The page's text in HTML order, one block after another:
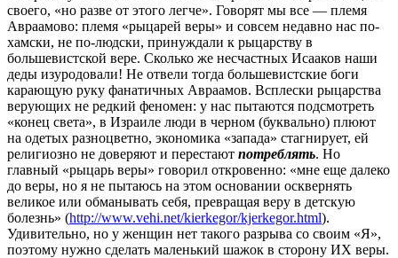
своего, «но разве от этого легче». Говорят мы все — племя
Авраамово: племя «рыцарей веры» и совсем недавно нас по-
хамски, не по-людски, принуждали к рыцарству в
большевистской вере. Сколько же несчастных Исааков наши
деды изуродовали! Не отвели тогда большевистские боги
карающую руку фанатичных Авраамов. Всплески рыцарства
верующих не редкий феномен: у нас пытаются подсмотреть
«конец света», в Израиле люди в черном (буквально) плюют
на одетых разноцветно, экономика «запада» стагнирует, ей
религиозно не доверяют и перестают потреблять. Но
главный «рыцарь веры» говорил откровенно: «мне еще далеко
до веры, но я не пытаюсь на этом основании осквернять
великое или обманывать себя, превращая веру в детскую
болезнь» (http://www.vehi.net/kierkegor/kjerkegor.html).
Удивительно, но у женщин нет такого разрыва со своим «Я»,
поэтому нужно сделать маленький шажок в сторону ИХ веры.